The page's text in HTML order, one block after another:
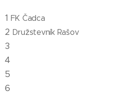
1 FK Čadca
2 Družstevník Rašov
3
4
5
6